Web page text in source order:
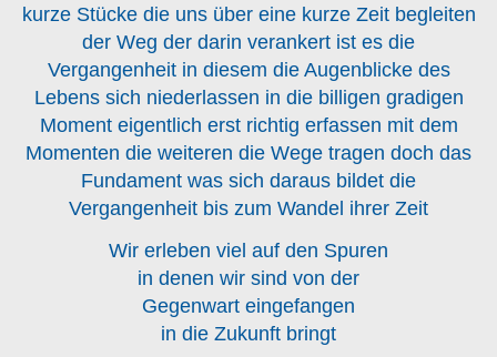
kurze Stücke die uns über eine kurze Zeit begleiten
der Weg der darin verankert ist es die
Vergangenheit in diesem die Augenblicke des
Lebens sich niederlassen in die billigen gradigen
Moment eigentlich erst richtig erfassen mit dem
Momenten die weiteren die Wege tragen doch das
Fundament was sich daraus bildet die
Vergangenheit bis zum Wandel ihrer Zeit
Wir erleben viel auf den Spuren
in denen wir sind von der
Gegenwart eingefangen
in die Zukunft bringt